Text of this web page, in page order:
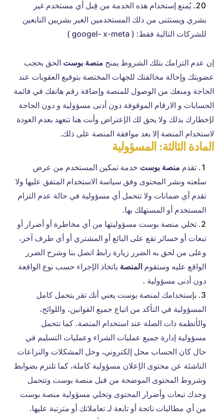
يُمنع إستخدام هذه الخدمة من قِبل أي مستخدم غير
بشري ويستثنى من ذلك المستخدمين الغير بشريين التابعين
للشركات التالية فقط: ( googel- x-meta )
إن عدم التزامك بتلك الشروط يمنح منصة بوست الحق بحجب
عضويتك وإحالة مخالفتك للجهات المختصة بتوقيع العقوبات عند
الحاجة ومنعك من الوصول للمنصة وإضافة رقم هاتفك في قائمة
الحسابات و الارقام الموقوفة دون أدنى مسؤولية و دون الحاجة
لإخطارك بذلك ولا يحق لك الإعتراض وأنت هنا تتعهد بعدم العودة
لاستخدام المنصة إلا بعد موافقة المنصة على ذلك.
المادة الثالثة: المسؤولية
تقدم منصة بوست خدمة تمكين المستخدم من عرض
سلعته ونشر المحتوى وفق سياسة الاستخدام المتفق عليها ولا
تقدم أي ضمانات ولا تتحمل أي مسؤولية في حالة عدم التزام
المستخدم أو المستهلك بها.
تخلي منصة بوست مسؤوليتها من أي مخاطرة أو أضرار أو
تبعات أو خسائر تقع على البائع أو المشتري أو أي طرف آخر،
وعلى من لحق به الضرر زيارة رابط اتصل بنا وشرح الضرر
الواقع عليه وستقوم المنصة باتخاذ الإجراء حسب نوع الواقعة
دون أدنى مسؤولية .
بإستخدامك لمنصة بوست يعني أنك تقر بتحمل كامل
المسؤولية في التأكد من اتباع جميع القوانين، واللوائح،
والأنظمة ذات الصلة عند استخدام المنصة. كما تتحمل
مسؤولية إدارة جميع عمليات الشراء وعمليات التسليم في
حال كان الحساب محل إلكتروني، وحل المشكلات والنزاعات
الناشئة عن محتوى الإعلان مسؤولية كاملة، كما تلتزم بضوابط
وشروط المحتوى الموضحة من قبل منصة بوست وتتحمل
وحدك تبعات وأضرار المحتوى وتخلي مسؤولية منصة بوست
من أي مطالبات ناتجة أو تابعة لـ تعاملاتك أو مترتبة عليها.